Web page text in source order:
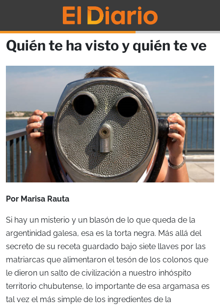
Quién te ha visto y quién te ve
Por Marisa Rauta
Si hay un misterio y un blasón de lo que queda de la
argentinidad galesa, esa es la torta negra. Más allá del
secreto de su receta guardado bajo siete llaves por las
matriarcas que alimentaron el tesón de los colonos que
le dieron un salto de civilización a nuestro inhóspito
territorio chubutense, lo importante de esa argamasa es
tal vez el más simple de los ingredientes de la